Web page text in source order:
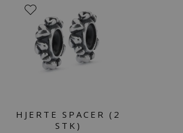
HJERTE SPACER (2
STK)